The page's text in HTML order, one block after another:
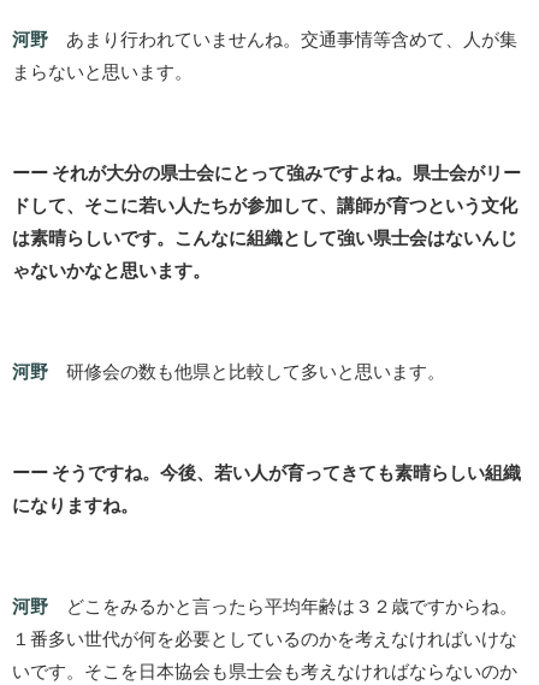
河野
あまり行われていませんね。交通事情等含めて、人が集
まらないと思います。
ーー それが大分の県士会にとって強みですよね。県士会がリー
ドして、そこに若い人たちが参加して、講師が育つという文化
は素晴らしいです。こんなに組織として強い県士会はないんじ
ゃないかなと思います。
河野 研修会の数も他県と比較して多いと思います。
ーー そうですね。今後、若い人が育ってきても素晴らしい組織
になりますね。
河野
どこをみるかと言ったら平均年齢は３２歳ですからね。
１番多い世代が何を必要としているのかを考えなければいけな
いです。そこを日本協会も県士会も考えなければならないのか